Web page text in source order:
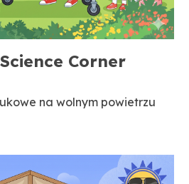
Corner
na wolnym powietrzu